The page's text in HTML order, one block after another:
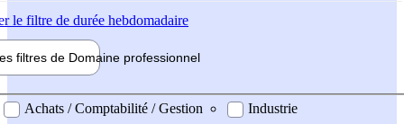
le filtre de durée hebdomadaire
filtres de Domaine professionnel
professionel
Achats / Comptabilité / Gestion
Industrie